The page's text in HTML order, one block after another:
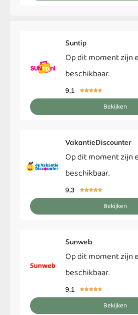
Suntip
Op dit moment zijn
beschikbaar.
9,1 
Bekijken
VakantieDiscounter
Op dit moment zijn
beschikbaar.
9,3 
Bekijken
Sunweb
Op dit moment zijn
beschikbaar.
9,1 
Bekijken